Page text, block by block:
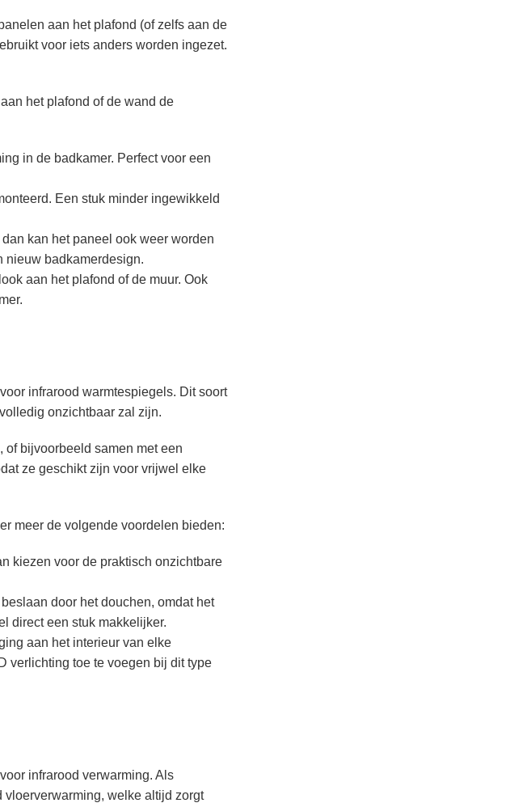
aan het plafond (of zelfs aan de
voor iets anders worden ingezet.
het plafond of de wand de
in de badkamer. Perfect voor een
Een stuk minder ingewikkeld
kan het paneel ook weer worden
nieuw badkamerdesign.
aan het plafond of de muur. Ook
infrarood warmtespiegels. Dit soort
onzichtbaar zal zijn.
bijvoorbeeld samen met een
ze geschikt zijn voor vrijwel elke
meer de volgende voordelen bieden:
kiezen voor de praktisch onzichtbare
door het douchen, omdat het
direct een stuk makkelijker.
aan het interieur van elke
verlichting toe te voegen bij dit type
infrarood verwarming. Als
vloerverwarming, welke altijd zorgt